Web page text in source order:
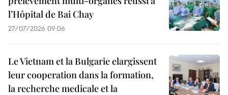
l’Hôpital de Bai Chay
27/07/2026 09:06
Le Vietnam et la Bulgarie elargissent
leur cooperation dans la formation,
la recherche medicale et la